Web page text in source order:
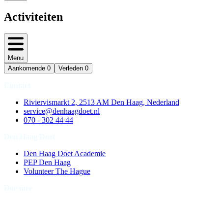
Activiteiten
Menu
Aankomende 0 Verleden 0
Riviervismarkt 2, 2513 AM Den Haag, Nederland
service@denhaagdoet.nl
070 - 302 44 44
Den Haag Doet Academie
PEP Den Haag
Volunteer The Hague